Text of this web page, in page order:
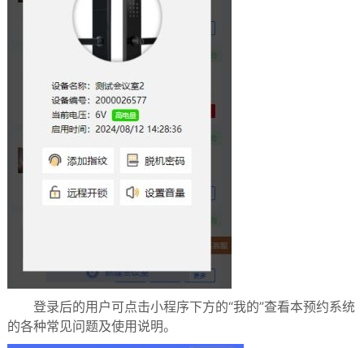
登录后的用户可点击小程序下方的“我的”查看本预约系统
的各种常见问题及使用说明。